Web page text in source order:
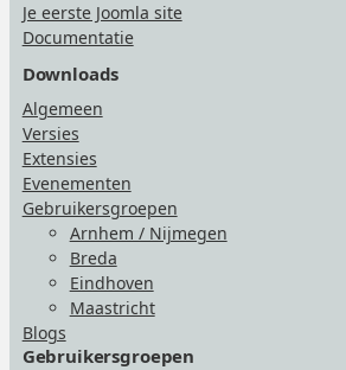
Je eerste Joomla site
Documentatie
Downloads
Algemeen
Versies
Extensies
Evenementen
Gebruikersgroepen
Arnhem / Nijmegen
Breda
Eindhoven
Maastricht
Blogs
Gebruikersgroepen